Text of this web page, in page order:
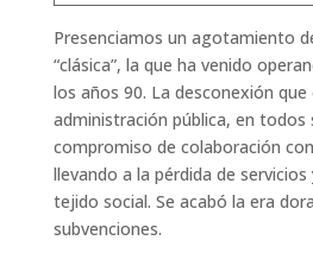
Presenciamos un agotamiento
“clásica”, la que ha venido
los años 90. La desconexión
administración pública, en todos
compromiso de colaboración
llevando a la pérdida de
tejido social. Se acabó la era
subvenciones.